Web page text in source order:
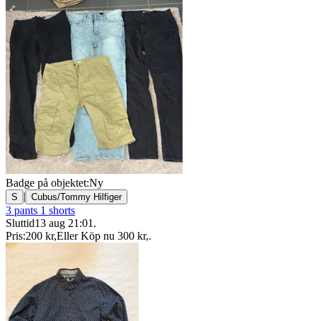
Badge på objektet:Ny
S | Cubus/Tommy Hilfiger
3 pants 1 shorts
Sluttid13 aug 21:01 .
Pris:200 kr,Eller Köp nu 300 kr,.